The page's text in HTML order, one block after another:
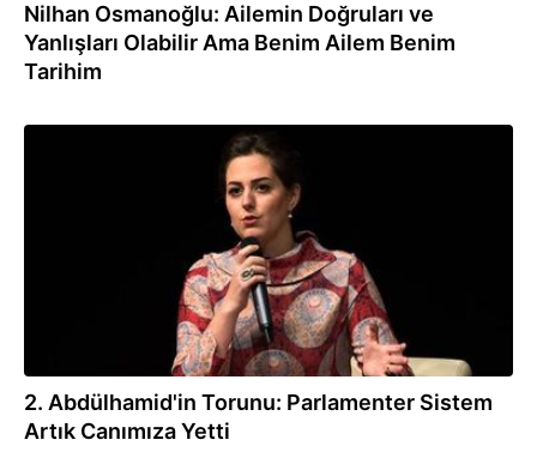
Nilhan Osmanoğlu: Ailemin Doğruları ve
Yanlışları Olabilir Ama Benim Ailem Benim
Tarihim
2. Abdülhamid'in Torunu: Parlamenter Sistem
Artık Canımıza Yetti